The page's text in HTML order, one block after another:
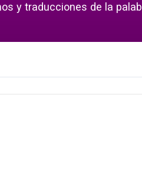
y traducciones de la